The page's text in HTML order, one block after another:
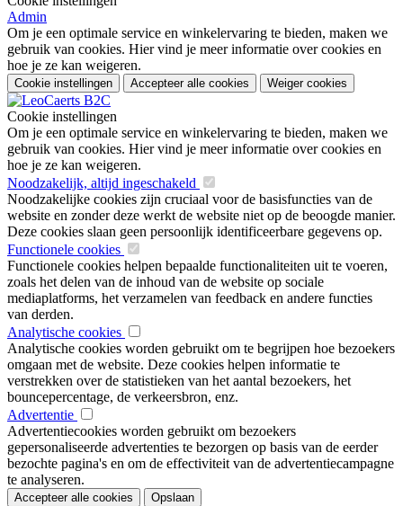
Admin
Om je een optimale service en winkelervaring te bieden, maken we
gebruik van cookies. Hier vind je meer informatie over cookies en
hoe je ze kan weigeren.
Cookie instellingen Accepteer alle cookies Weiger cookies
Cookie instellingen
Om je een optimale service en winkelervaring te bieden, maken we
gebruik van cookies. Hier vind je meer informatie over cookies en
hoe je ze kan weigeren.
Noodzakelijk, altijd ingeschakeld
Noodzakelijke cookies zijn cruciaal voor de basisfuncties van de
website en zonder deze werkt de website niet op de beoogde manier.
Deze cookies slaan geen persoonlijk identificeerbare gegevens op.
Functionele cookies
Functionele cookies helpen bepaalde functionaliteiten uit te voeren,
zoals het delen van de inhoud van de website op sociale
mediaplatforms, het verzamelen van feedback en andere functies
van derden.
Analytische cookies
Analytische cookies worden gebruikt om te begrijpen hoe bezoekers
omgaan met de website. Deze cookies helpen informatie te
verstrekken over de statistieken van het aantal bezoekers, het
bouncepercentage, de verkeersbron, enz.
Advertentie
Advertentiecookies worden gebruikt om bezoekers
gepersonaliseerde advertenties te bezorgen op basis van de eerder
bezochte pagina's en om de effectiviteit van de advertentiecampagne
te analyseren.
Accepteer alle cookies Opslaan